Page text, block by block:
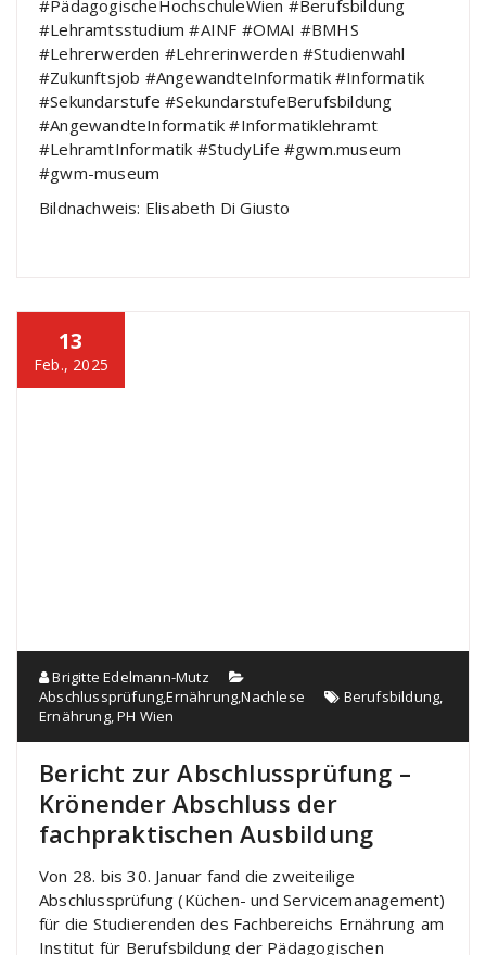
#PädagogischeHochschuleWien #Berufsbildung
#Lehramtsstudium #AINF #OMAI #BMHS
#Lehrerwerden #Lehrerinwerden #Studienwahl
#Zukunftsjob #AngewandteInformatik #Informatik
#Sekundarstufe #SekundarstufeBerufsbildung
#AngewandteInformatik #Informatiklehramt
#LehramtInformatik #StudyLife #gwm.museum
#gwm-museum
Bildnachweis: Elisabeth Di Giusto
13
Feb., 2025
Brigitte Edelmann-Mutz
Abschlussprüfung,Ernährung,Nachlese Berufsbildung,
Ernährung,PH Wien
Bericht zur Abschlussprüfung –
Krönender Abschluss der
fachpraktischen Ausbildung
Von 28. bis 30. Januar fand die zweiteilige
Abschlussprüfung (Küchen- und Servicemanagement)
für die Studierenden des Fachbereichs Ernährung am
Institut für Berufsbildung der Pädagogischen